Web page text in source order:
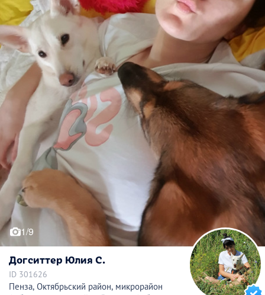
1/9
Догситтер Юлия С.
ID 301626
Пенза, Октябрьский район, микрорайон